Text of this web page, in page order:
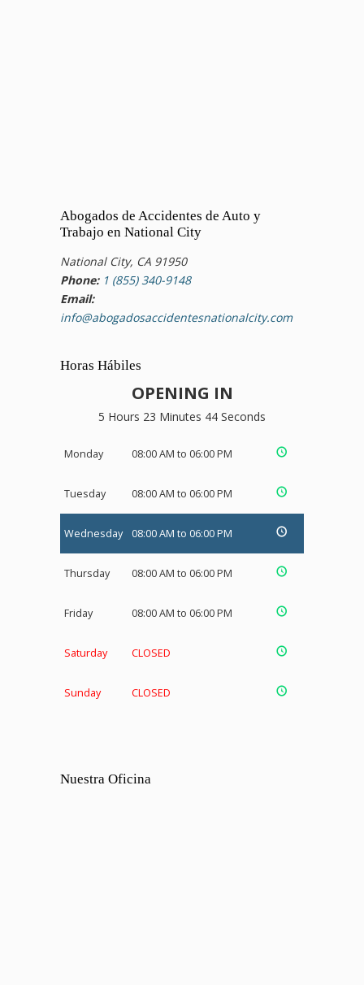
Abogados de Accidentes de Auto y
Trabajo en National City
National City, CA 91950
Phone: 1 (855) 340-9148
Email:
info@abogadosaccidentesnationalcity.com
Horas Hábiles
OPENING IN
5 Hours 23 Minutes 43 Seconds
Monday 08:00 AM to 06:00 PM
Tuesday 08:00 AM to 06:00 PM
Wednesday 08:00 AM to 06:00 PM
Thursday 08:00 AM to 06:00 PM
Friday 08:00 AM to 06:00 PM
Saturday CLOSED
Sunday CLOSED
Nuestra Oficina